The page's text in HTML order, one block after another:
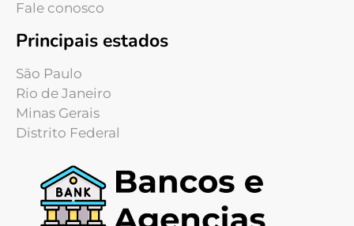
Fale conosco
Principais estados
São Paulo
Rio de Janeiro
Minas Gerais
Distrito Federal